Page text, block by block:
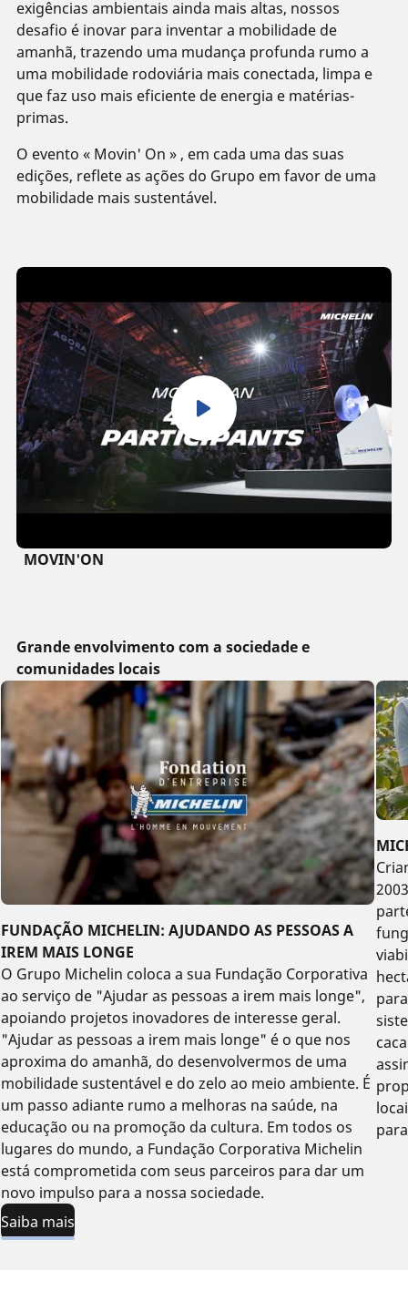
exigências ambientais ainda mais altas, nossos
desafio é inovar para inventar a mobilidade de
amanhã, trazendo uma mudança profunda rumo a
uma mobilidade rodoviária mais conectada, limpa e
que faz uso mais eficiente de energia e matérias-
primas.
O evento « Movin' On » , em cada uma das suas
edições, reflete as ações do Grupo em favor de uma
mobilidade mais sustentável.
MOVIN'ON
Grande envolvimento com a sociedade e
comunidades locais
FUNDAÇÃO MICHELIN: AJUDANDO AS PESSOAS A
IREM MAIS LONGE
O Grupo Michelin coloca a sua Fundação Corporativa
ao serviço de "Ajudar as pessoas a irem mais longe",
apoiando projetos inovadores de interesse geral.
"Ajudar as pessoas a irem mais longe" é o que nos
aproxima do amanhã, do desenvolvermos de uma
mobilidade sustentável e do zelo ao meio ambiente. É
um passo adiante rumo a melhoras na saúde, na
educação ou na promoção da cultura. Em todos os
lugares do mundo, a Fundação Corporativa Michelin
está comprometida com seus parceiros para dar um
novo impulso para a nossa sociedade.
Saiba mais